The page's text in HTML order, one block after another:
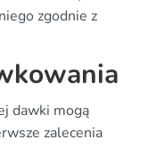
zgodnie z
dawki mogą
zalecenia